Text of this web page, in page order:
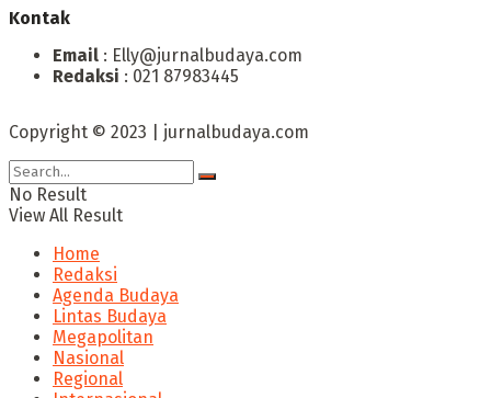
Kontak
Email : Elly@jurnalbudaya.com
Redaksi : 021 87983445
Copyright © 2023 | jurnalbudaya.com
No Result
View All Result
Home
Redaksi
Agenda Budaya
Lintas Budaya
Megapolitan
Nasional
Regional